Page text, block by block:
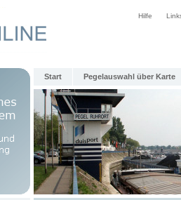
Hilfe
Start Pegelauswahl über Karte